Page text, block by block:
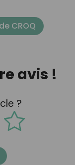
CROQ
avis !
?